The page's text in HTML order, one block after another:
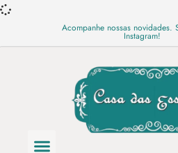
Acompanhe nossas novidades.
Instagram!